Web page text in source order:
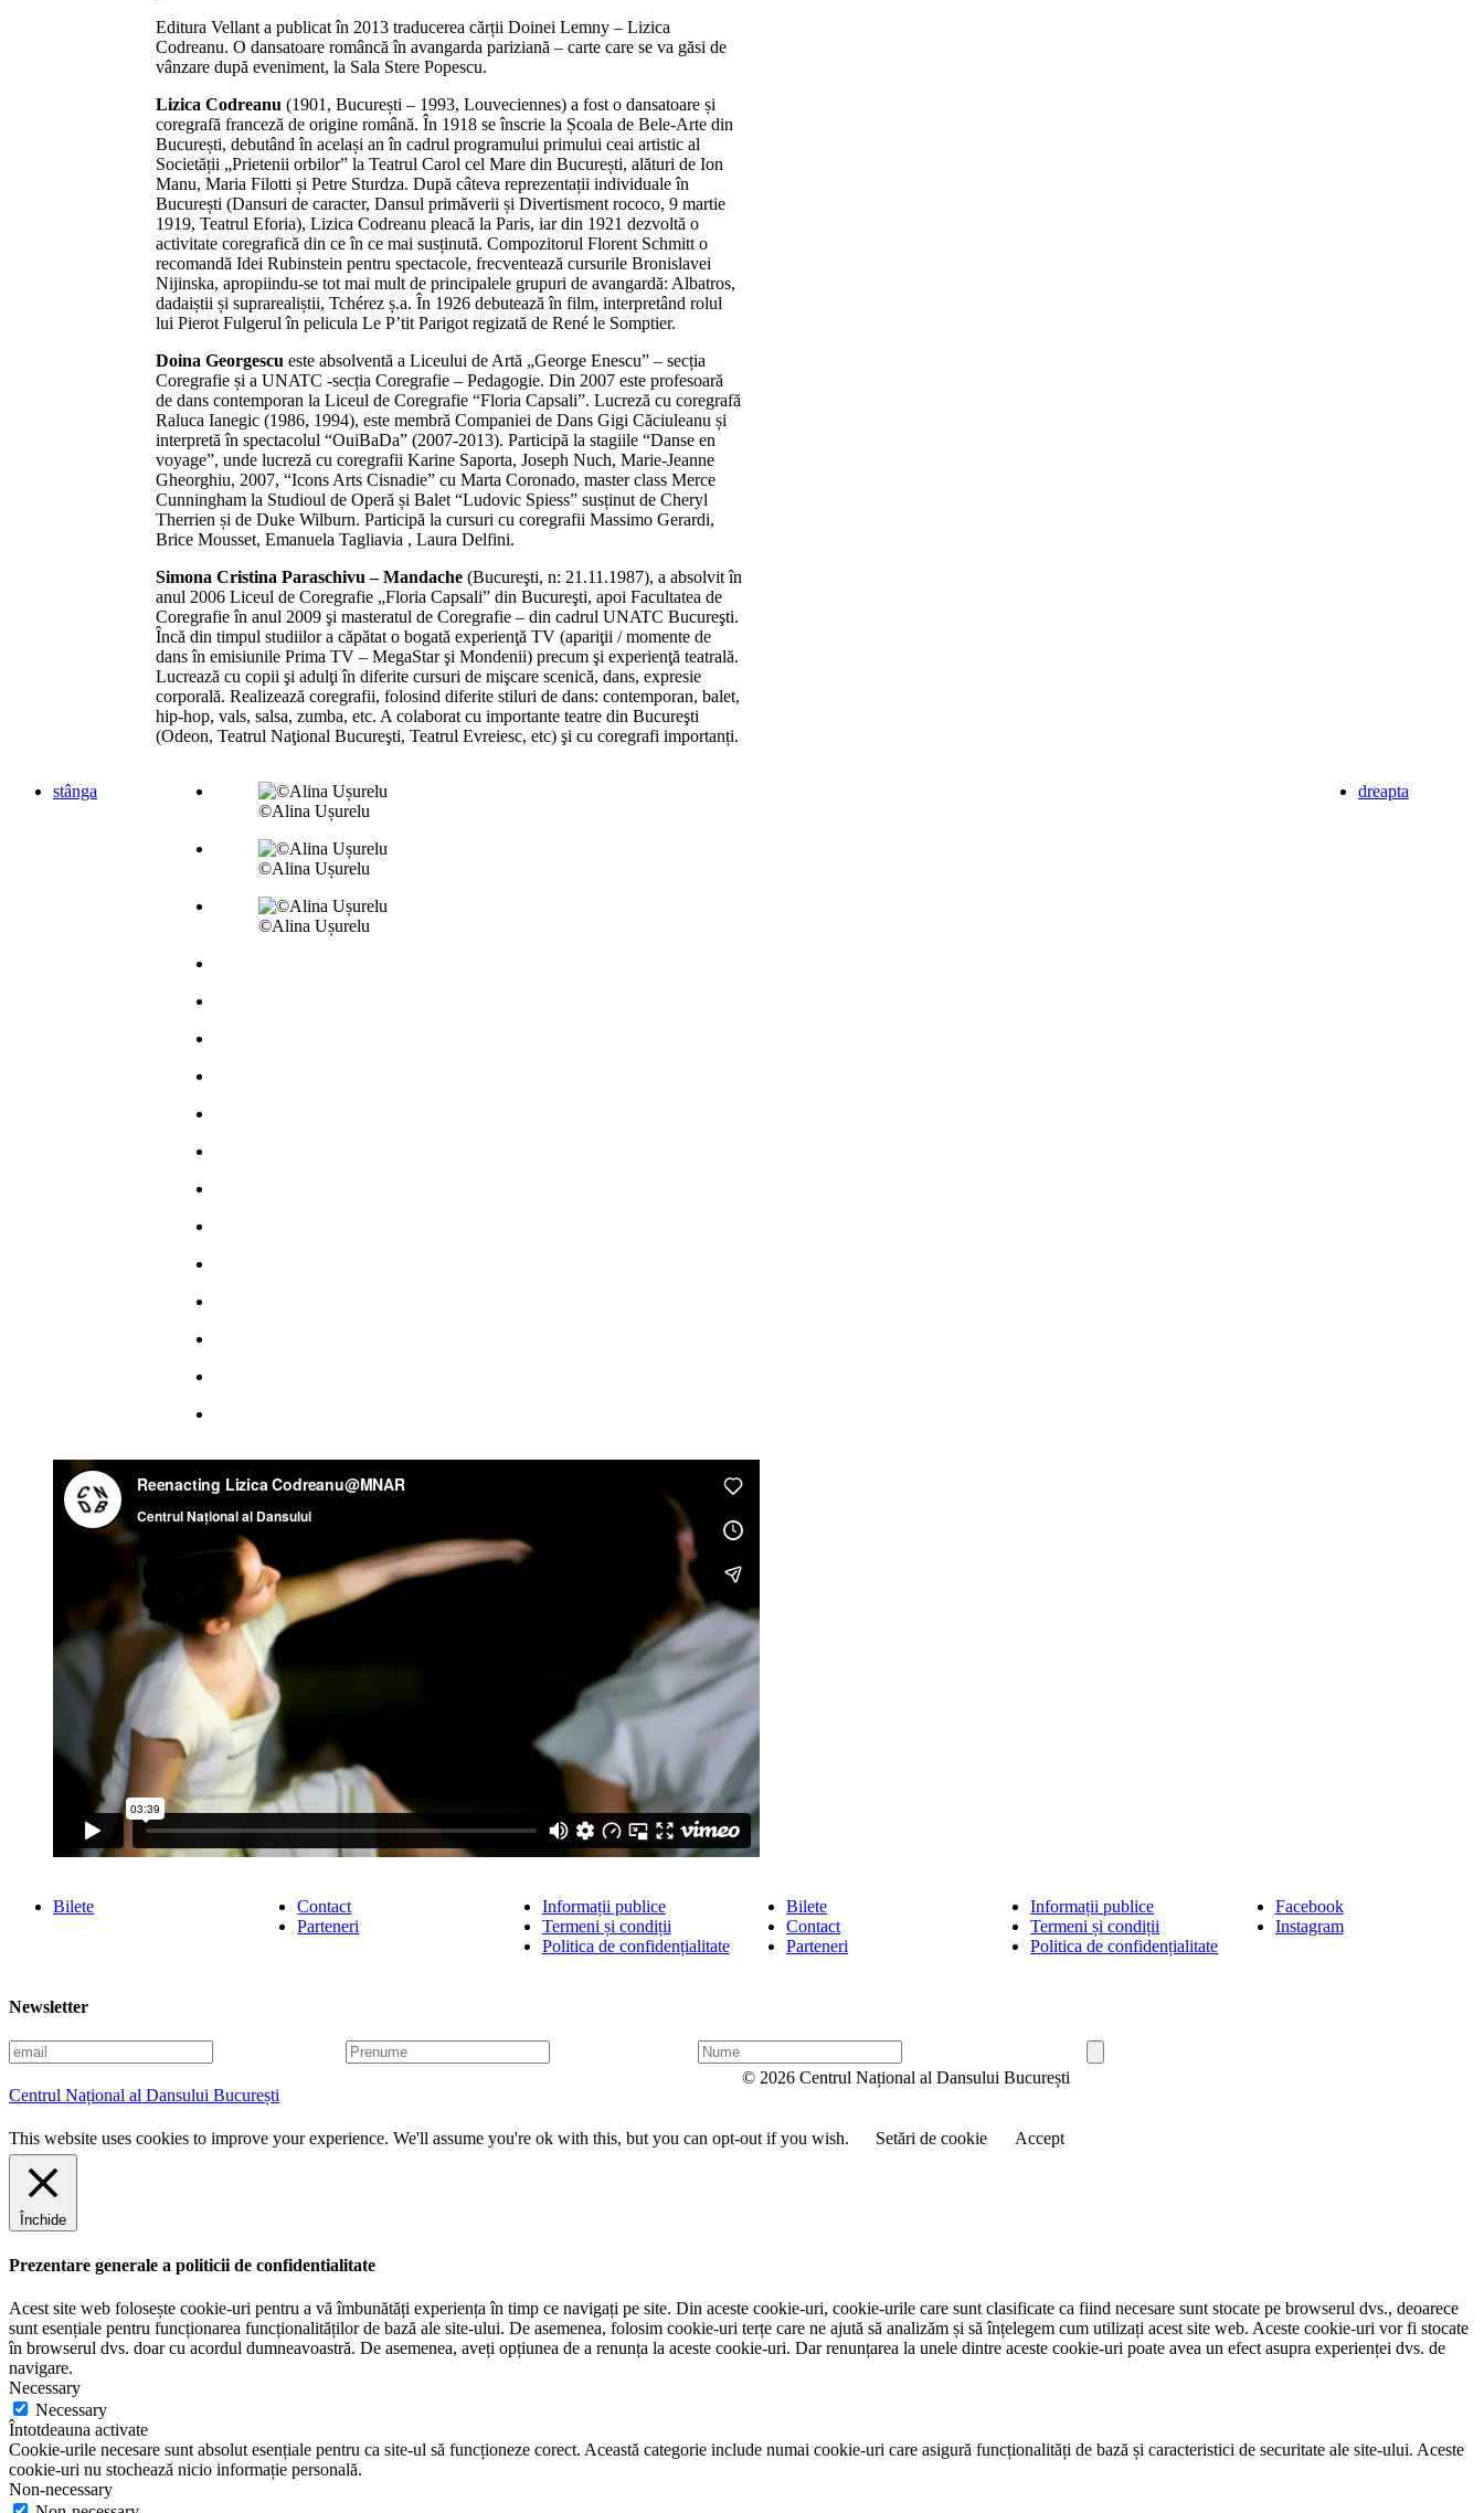
Editura Vellant a publicat în 2013 traducerea cărții Doinei Lemny – Lizica
Codreanu. O dansatoare româncă în avangarda pariziană – carte care se va găsi de
vânzare după eveniment, la Sala Stere Popescu.
Lizica Codreanu (1901, București – 1993, Louveciennes) a fost o dansatoare și
coregrafă franceză de origine română. În 1918 se înscrie la Școala de Bele-Arte din
București, debutând în același an în cadrul programului primului ceai artistic al
Societății „Prietenii orbilor” la Teatrul Carol cel Mare din București, alături de Ion
Manu, Maria Filotti și Petre Sturdza. După câteva reprezentații individuale în
București (Dansuri de caracter, Dansul primăverii și Divertisment rococo, 9 martie
1919, Teatrul Eforia), Lizica Codreanu pleacă la Paris, iar din 1921 dezvoltă o
activitate coregrafică din ce în ce mai susținută. Compozitorul Florent Schmitt o
recomandă Idei Rubinstein pentru spectacole, frecventează cursurile Bronislavei
Nijinska, apropiindu-se tot mai mult de principalele grupuri de avangardă: Albatros,
dadaiștii și suprarealiștii, Tchérez ș.a. În 1926 debutează în film, interpretând rolul
lui Pierot Fulgerul în pelicula Le P’tit Parigot regizată de René le Somptier.
Doina Georgescu este absolventă a Liceului de Artă „George Enescu” – secția
Coregrafie și a UNATC -secția Coregrafie – Pedagogie. Din 2007 este profesoară
de dans contemporan la Liceul de Coregrafie “Floria Capsali”. Lucreză cu coregrafă
Raluca Ianegic (1986, 1994), este membră Companiei de Dans Gigi Căciuleanu și
interpretă în spectacolul “OuiBaDa” (2007-2013). Participă la stagiile “Danse en
voyage”, unde lucreză cu coregrafii Karine Saporta, Joseph Nuch, Marie-Jeanne
Gheorghiu, 2007, “Icons Arts Cisnadie” cu Marta Coronado, master class Merce
Cunningham la Studioul de Operă și Balet “Ludovic Spiess” susținut de Cheryl
Therrien și de Duke Wilburn. Participă la cursuri cu coregrafii Massimo Gerardi,
Brice Mousset, Emanuela Tagliavia , Laura Delfini.
Simona Cristina Paraschivu – Mandache(Bucureşti, n: 21.11.1987), a absolvit în
anul 2006 Liceul de Coregrafie „Floria Capsali” din Bucureşti, apoi Facultatea de
Coregrafie în anul 2009 şi masteratul de Coregrafie – din cadrul UNATC Bucureşti.
Încă din timpul studiilor a căpătat o bogată experienţă TV (apariţii / momente de
dans în emisiunile Prima TV – MegaStar şi Mondenii) precum şi experienţă teatrală.
Lucrează cu copii şi adulţi în diferite cursuri de mişcare scenică, dans, expresie
corporală. Realizează coregrafii, folosind diferite stiluri de dans: contemporan, balet,
hip-hop, vals, salsa, zumba, etc. A colaborat cu importante teatre din Bucureşti
(Odeon, Teatrul Naţional Bucureşti, Teatrul Evreiesc, etc) şi cu coregrafi importanți.
stânga
©Alina Ușurelu
©Alina Ușurelu
©Alina Ușurelu
dreapta
Bilete
Contact
Parteneri
Informații publice
Termeni și condiții
Politica de confidențialitate
Bilete
Contact
Parteneri
Informații publice
Termeni și condiții
Politica de confidențialitate
Facebook
Instagram
Newsletter
E
m
a
i
l
P
r
u
m
N
u
Centrul Național al Dansului București
© 2026 Centrul Național al Dansului București
This website uses cookies to improve your experience. We'll assume you're ok with this, but you can opt-out if you wish. Setări de cookie Accept
Închide
Prezentare generale a politicii de confidentialitate
Acest site web folosește cookie-uri pentru a vă îmbunătăți experiența în timp ce navigați pe site. Din aceste cookie-uri, cookie-urile care sunt clasificate ca fiind necesare sunt stocate pe browserul dvs., deoarece
sunt esențiale pentru funcționarea funcționalităților de bază ale site-ului. De asemenea, folosim cookie-uri terțe care ne ajută să analizăm și să înțelegem cum utilizați acest site web. Aceste cookie-uri vor fi stocate
în browserul dvs. doar cu acordul dumneavoastră. De asemenea, aveți opțiunea de a renunța la aceste cookie-uri. Dar renunțarea la unele dintre aceste cookie-uri poate avea un efect asupra experienței dvs. de
navigare.
Necessary
Necessary
Întotdeauna activate
Cookie-urile necesare sunt absolut esențiale pentru ca site-ul să funcționeze corect. Această categorie include numai cookie-uri care asigură funcționalități de bază și caracteristici de securitate ale site-ului. Aceste
cookie-uri nu stochează nicio informație personală.
Non-necessary